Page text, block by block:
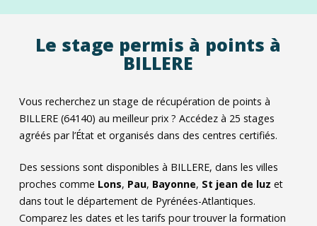
Le stage permis à points à
BILLERE
Vous recherchez un stage de récupération de points à
BILLERE (64140) au meilleur prix ? Accédez à 25 stages
agréés par l’État et organisés dans des centres certifiés.
Des sessions sont disponibles à BILLERE, dans les villes
proches comme Lons, Pau, Bayonne, St jean de luz et
dans tout le département de Pyrénées-Atlantiques.
Comparez les dates et les tarifs pour trouver la formation